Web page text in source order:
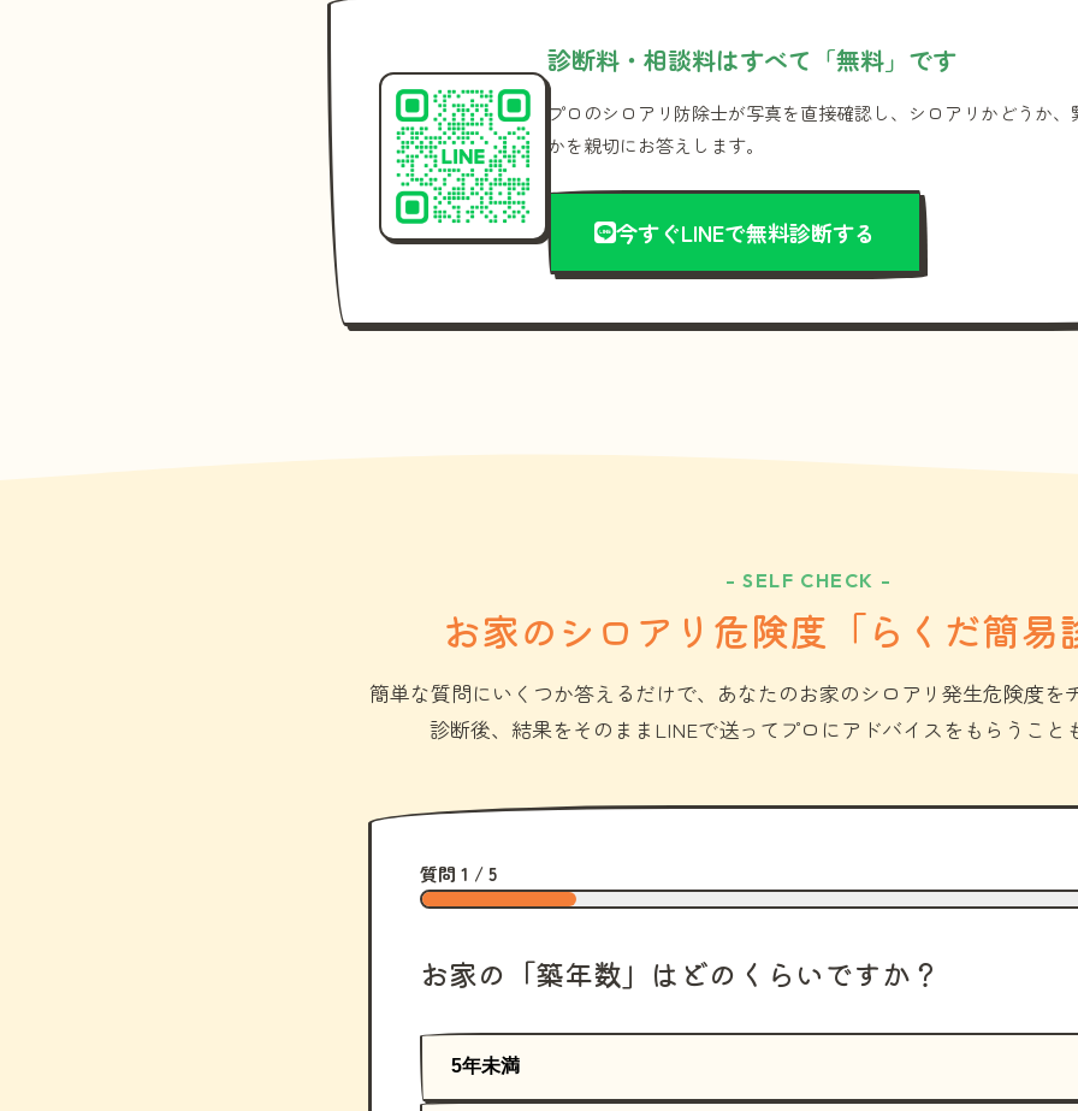
診断料・相談料はすべて「無料」です
プロのシロアリ防除士が写真を直接確認し、シロアリかどうか
かを親切にお答えします。
今すぐLINEで無料診断する
- SELF CHECK -
お家のシロアリ危険度「らくだ簡易
簡単な質問にいくつか答えるだけで、あなたのお家のシロアリ発生危険度を
診断後、結果をそのままLINEで送ってプロにアドバイスをもらうこと
質問 1 / 5
お家の「築年数」はどのくらいですか？
5年未満